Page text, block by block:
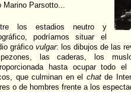
Parsotto...
los estadios neutro y
podríamos situar el
gráfico vulgar: los dibujos de las
las caderas, los
hasta ocupar todo
que culminan en el chatde
o de hombres frente a los